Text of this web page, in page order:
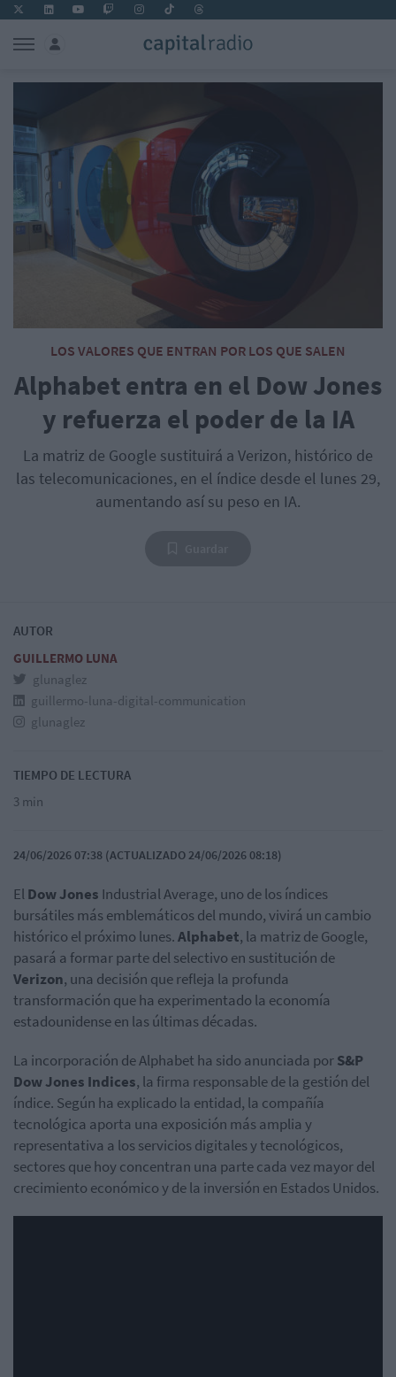
LOS VALORES QUE ENTRAN POR LOS QUE SALEN
Alphabet entra en el Dow Jones
y refuerza el poder de la IA
La matriz de Google sustituirá a Verizon, histórico de
las telecomunicaciones, en el índice desde el lunes 29,
aumentando así su peso en IA.
AUTOR
GUILLERMO LUNA
glunaglez
guillermo-luna-digital-communication
glunaglez
TIEMPO DE LECTURA
3 min
24/06/2026 07:38 (ACTUALIZADO 24/06/2026 08:18)
ElDowJones IndustrialAverage, uno de los índices
bursátiles más emblemáticos del mundo, vivirá un cambio
histórico el próximo lunes.Alphabet, la matriz de Google,
pasará a formar parte del selectivo en sustitución de
Verizon, una decisión que refleja la profunda
transformación que ha experimentado la economía
estadounidense en las últimas décadas.
La incorporación deAlphabet ha sido anunciada porS&P
DowJones Indices, la firma responsable de la gestión del
índice. Según ha explicado la entidad, la compañía
tecnológica aporta una exposición más amplia y
representativa a los servicios digitales y tecnológicos,
sectores que hoy concentran una parte cada vez mayor del
crecimiento económico y de la inversión en Estados Unidos.